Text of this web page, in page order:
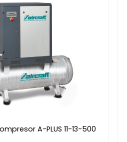
A-PLUS 11-13-500